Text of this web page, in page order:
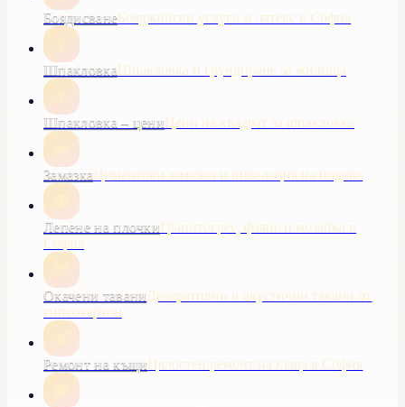
БоядисванеБояджийски услуги и латекс в София
ШпакловкаШпакловка и грундиране за жилища
Шпакловка – цениЦени на квадрат за шпакловка
ЗамазкаЦиментови замазки и нивелация на подове
Лепене на плочкиГранитогрес, фаянс и мозайка в
София
Окачени таваниДекоративни и акустични тавани от
гипсокартон
Ремонт на къщиЦялостен ремонт на къща в София